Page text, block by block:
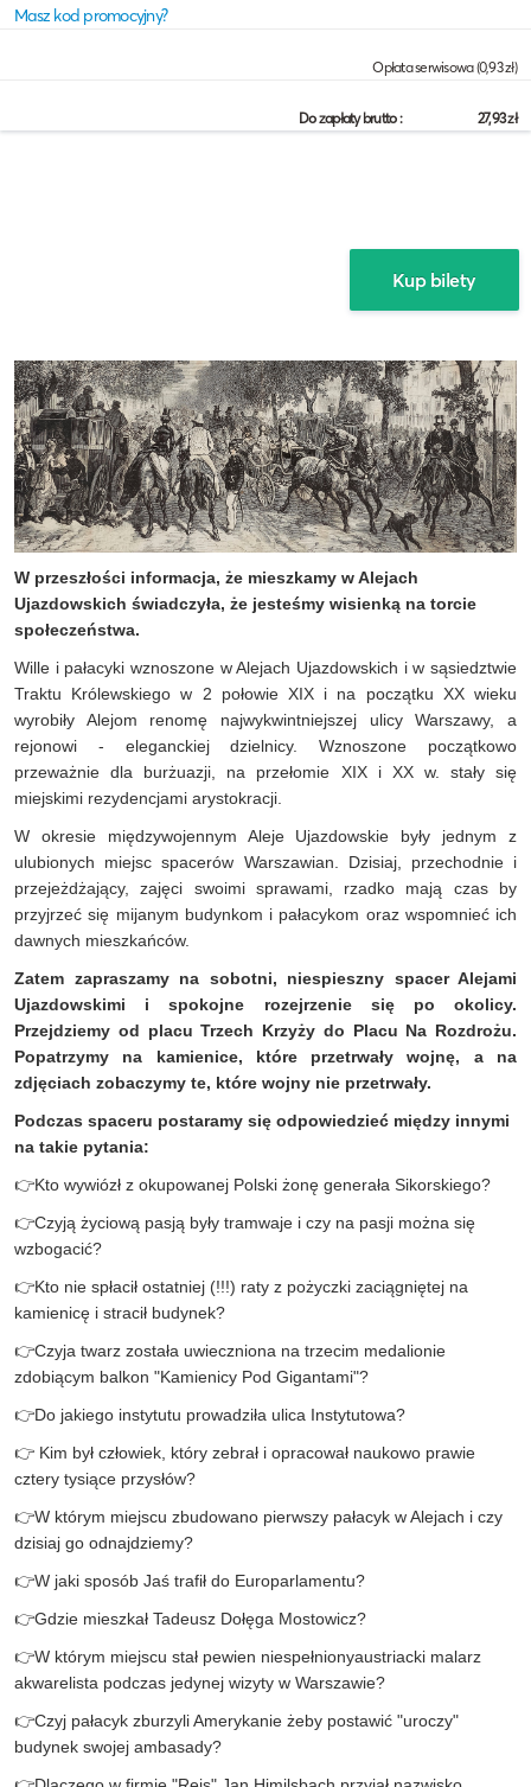
Masz kod promocyjny?
Opłata serwisowa (0,93zł)
Do zapłaty brutto : 27,93zł
W przeszłości informacja, że mieszkamy w Alejach
Ujazdowskich świadczyła, że jesteśmy wisienką na torcie
społeczeństwa.
Wille i pałacyki wznoszone w Alejach Ujazdowskich i w sąsiedztwie
Traktu Królewskiego w 2 połowie XIX i na początku XX wieku
wyrobiły Alejom renomę najwykwintniejszej ulicy Warszawy, a
rejonowi - eleganckiej dzielnicy. Wznoszone początkowo
przeważnie dla burżuazji, na przełomie XIX i XX w. stały się
miejskimi rezydencjami arystokracji.
W okresie międzywojennym Aleje Ujazdowskie były jednym z
ulubionych miejsc spacerów Warszawian. Dzisiaj, przechodnie i
przejeżdżający, zajęci swoimi sprawami, rzadko mają czas by
przyjrzeć się mijanym budynkom i pałacykom oraz wspomnieć ich
dawnych mieszkańców.
Zatem zapraszamy na sobotni, niespieszny spacer Alejami
Ujazdowskimi i spokojne rozejrzenie się po okolicy.
Przejdziemy od placu Trzech Krzyży do Placu Na Rozdrożu.
Popatrzymy na kamienice, które przetrwały wojnę, a na
zdjęciach zobaczymy te, które wojny nie przetrwały.
Podczas spaceru postaramy się odpowiedzieć między innymi
na takie pytania:
👉Kto wywiózł z okupowanej Polski żonę generała Sikorskiego?
👉Czyją życiową pasją były tramwaje i czy na pasji można się
wzbogacić?
👉Kto nie spłacił ostatniej (!!!) raty z pożyczki zaciągniętej na
kamienicę i stracił budynek?
👉Czyja twarz została uwieczniona na trzecim medalionie
zdobiącym balkon "Kamienicy Pod Gigantami"?
👉Do jakiego instytutu prowadziła ulica Instytutowa?
👉 Kim był człowiek, który zebrał i opracował naukowo prawie
cztery tysiące przysłów?
👉W którym miejscu zbudowano pierwszy pałacyk w Alejach i czy
dzisiaj go odnajdziemy?
👉W jaki sposób Jaś trafił do Europarlamentu?
👉Gdzie mieszkał Tadeusz Dołęga Mostowicz?
👉W którym miejscu stał pewien niespełnionyaustriacki malarz
akwarelista podczas jedynej wizyty w Warszawie?
👉Czyj pałacyk zburzyli Amerykanie żeby postawić "uroczy"
budynek swojej ambasady?